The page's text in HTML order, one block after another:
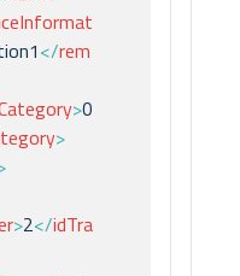
</rem
>0
>
>2</idTra